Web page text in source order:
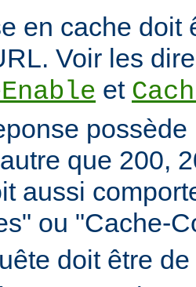
en cache doit
Voir les
et
que 200,
aussi
ou "Cache-
doit être